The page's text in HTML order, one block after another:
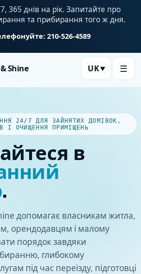
365 днів на рік. Запитайте про
та прибирання того ж дня.
210-526-4589
Shine UK▼ ☰
24/7 ДЛЯ ЗАЙНЯТИХ ДОМІВОК,
І ОЧИЩЕННЯ ПРИМІЩЕНЬ
в
.
допомагає власникам житла,
орендодавцям і малому
порядок завдяки
глибокому
під час переїзду, підготовці